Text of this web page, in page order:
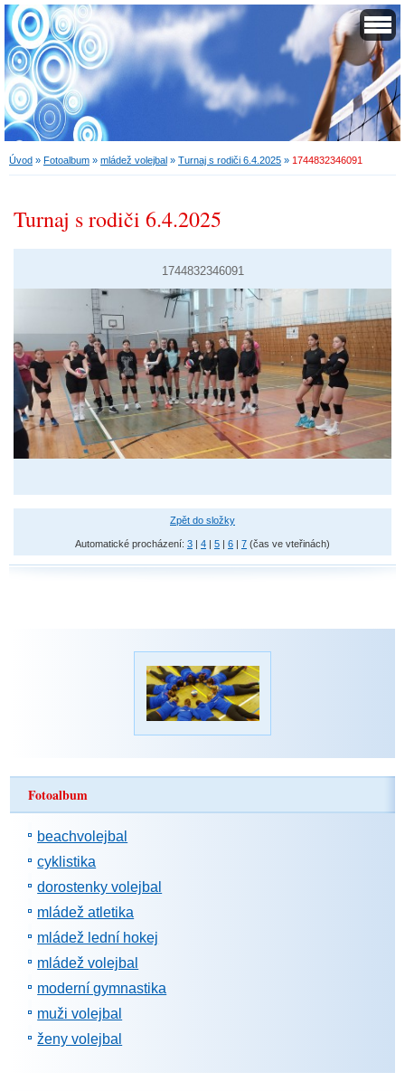
Úvod » Fotoalbum » mládež volejbal » Turnaj s rodiči 6.4.2025 » 1744832346091
Turnaj s rodiči 6.4.2025
1744832346091
Zpět do složky
Automatické procházení: 3 | 4 | 5 | 6 | 7 (čas ve vteřinách)
Fotoalbum
beachvolejbal
cyklistika
dorostenky volejbal
mládež atletika
mládež lední hokej
mládež volejbal
moderní gymnastika
muži volejbal
ženy volejbal